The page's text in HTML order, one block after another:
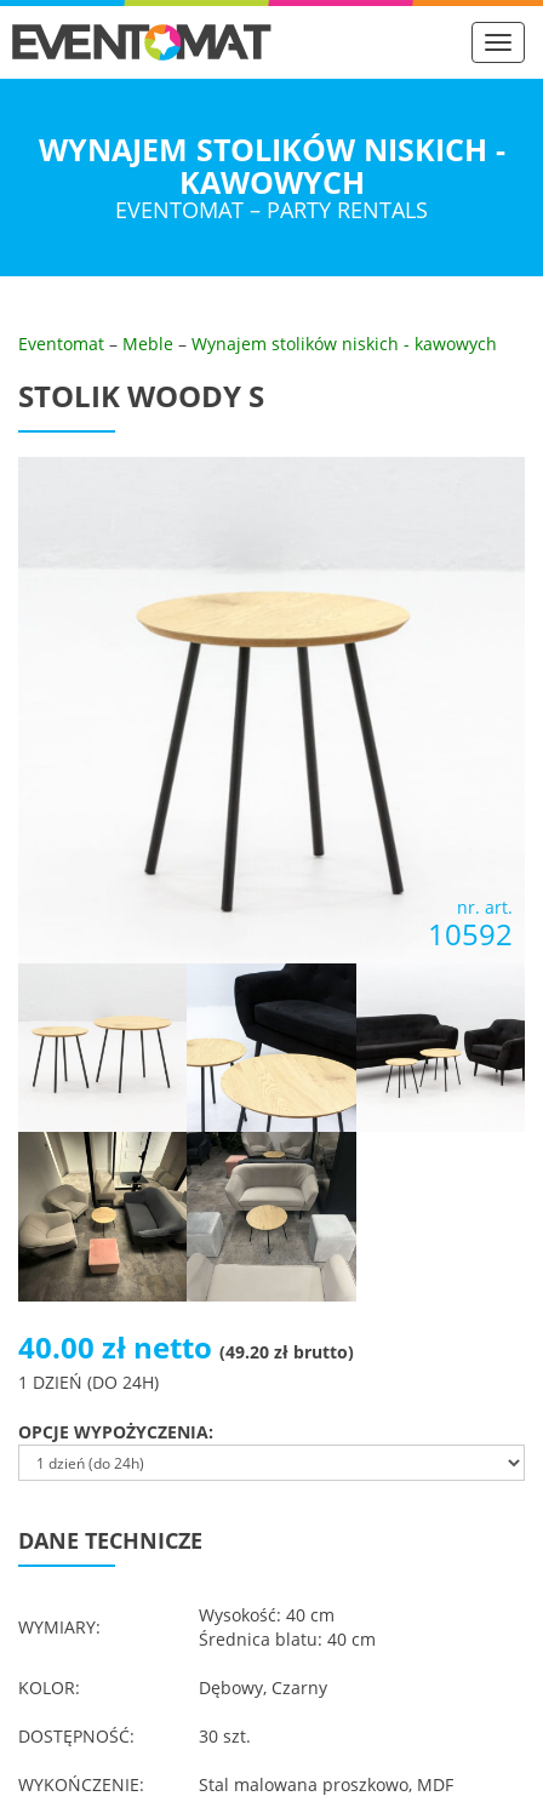
WYNAJEM STOLIKÓW NISKICH -
KAWOWYCH
EVENTOMAT – PARTY RENTALS
Eventomat – Meble – Wynajem stolików niskich - kawowych
STOLIK WOODY S
nr. art.
10592
40.00 zł netto (49.20 zł brutto)
1 DZIEŃ (DO 24H)
OPCJE WYPOŻYCZENIA:
DANE TECHNICZE
WYMIARY:
Wysokość: 40 cm
Średnica blatu: 40 cm
KOLOR: Dębowy, Czarny
DOSTĘPNOŚĆ: 30 szt.
WYKOŃCZENIE: Stal malowana proszkowo, MDF